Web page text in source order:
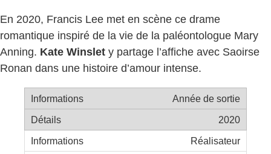
En 2020, Francis Lee met en scène ce drame
romantique inspiré de la vie de la paléontologue Mary
Anning. Kate Winslet y partage l’affiche avec Saoirse
Ronan dans une histoire d’amour intense.
Année de sortie
2020
Réalisateur